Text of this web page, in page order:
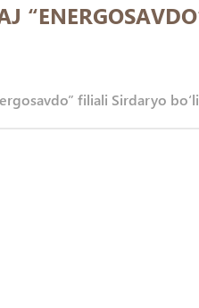
filiali Sirdaryo